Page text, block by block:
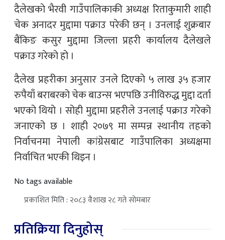
दैलेखकाे भैरवी गाउँपालिकाकी अध्यक्ष रिताकुमारी शाही
चेक अनादर मुद्दामा पक्राउ परेकी छन् । उनलाई शुक्रबार
बैंकिङ कसुर मुद्दामा जिल्ला प्रहरी कार्यालय दैलेखले
पक्राउ गरेकाे हाे ।
दैलेख प्रहरीका अनुसार उनले दिएको ५ लाख ३५ हजार
रुपैयाँ बराबरको चेक बाउन्स भएपछि उनीविरुद्ध मुद्दा दर्ता
भएको थियो । सोही मुद्दामा प्रहरीले उनलाई पक्राउ गरेको
जनाएको छ । शाही २०७९ मा सम्पन्न स्थानीय तहकाे
निर्वाचनमा नेपाली कांग्रेसबाट गाउँपालिका अध्यक्षमा
निर्वाचित भएकी थिइन ।
No tags available
प्रकाशित मिति : २०८३ वैशाख २८ गते सोमबार
प्रतिक्रिया दिनुहोस्